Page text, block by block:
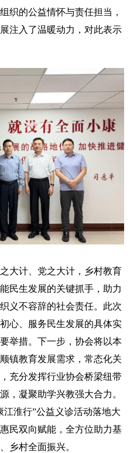
织的公益情怀与责任担当，
注入了温暖动力，对此表示
计、党之大计，乡村教育
民生发展的关键抓手，助力
义不容辞的社会责任。此次
心、服务民生发展的具体实
举措。下一步，协会将以本
镇教育发展需求，常态化关
充分发挥行业协会桥梁纽带
，凝聚助学兴教强大合力。
江淮行”公益义诊活动落地大
民双向赋能，全方位助力基
乡村全面振兴。